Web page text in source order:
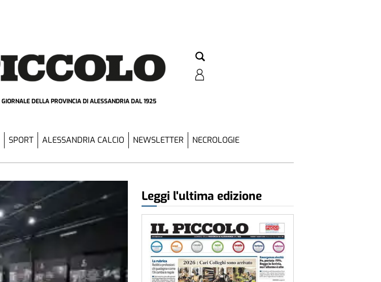
GIORNALE DELLA PROVINCIADI ALESSANDRIA DAL 1925
SPORT ALESSANDRIA CALCIO NEWSLETTER NECROLOGIE
Leggi l'ultima edizione